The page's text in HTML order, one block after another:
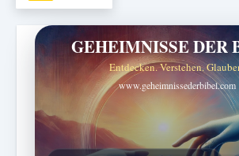
GEHEIMNISSE DER
Entdecken. Verstehen.
www.geheimnissederbibel.com